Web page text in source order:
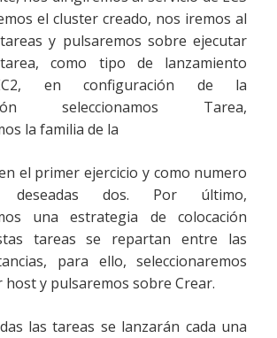
el cluster creado, nos iremos al
y pulsaremos sobre ejecutar
como tipo de lanzamiento
en configuración de la
seleccionamos Tarea,
la familia de la
el primer ejercicio y como numero
dos. Por último,
una estrategia de colocación
tareas se repartan entre las
para ello, seleccionaremos
y pulsaremos sobre Crear.
las tareas se lanzarán cada una